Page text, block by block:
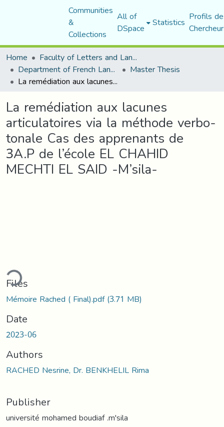
Communities
&
Collections
All of
DSpace Statistics Profils
Home
Faculty of Letters and Languages
Department of French Language and Literature Master Thesis
La remédiation aux lacunes articulatoires via la méthode verbo-tonale Cas des apprenants de 3A.P de l’école EL CHAHID MECHTI EL SAID -M’sila-
La remédiation aux lacunes
articulatoires via la méthode verbo-
tonale Cas des apprenants de
3A.P de l’école EL CHAHID
MECHTI EL SAID -M’sila-
Files
Mémoire Rached ( Final).pdf(3.71 MB)
Date
2023-06
Authors
RACHED Nesrine, Dr. BENKHELIL Rima
Publisher
université mohamed boudiaf .m'sila